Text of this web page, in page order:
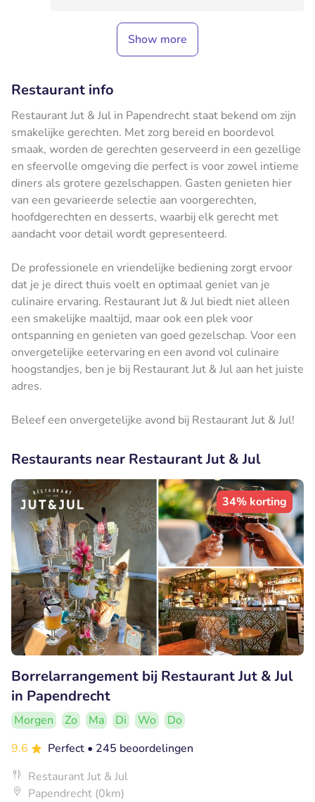
Show more
Restaurant info
Restaurant Jut & Jul in Papendrecht staat bekend om zijn
smakelijke gerechten. Met zorg bereid en boordevol
smaak, worden de gerechten geserveerd in een gezellige
en sfeervolle omgeving die perfect is voor zowel intieme
diners als grotere gezelschappen. Gasten genieten hier
van een gevarieerde selectie aan voorgerechten,
hoofdgerechten en desserts, waarbij elk gerecht met
aandacht voor detail wordt gepresenteerd.
De professionele en vriendelijke bediening zorgt ervoor
dat je je direct thuis voelt en optimaal geniet van je
culinaire ervaring. Restaurant Jut & Jul biedt niet alleen
een smakelijke maaltijd, maar ook een plek voor
ontspanning en genieten van goed gezelschap. Voor een
onvergetelijke eetervaring en een avond vol culinaire
hoogstandjes, ben je bij Restaurant Jut & Jul aan het juiste
adres.
Beleef een onvergetelijke avond bij Restaurant Jut & Jul!
Restaurants near Restaurant Jut & Jul
34% korting
Borrelarrangement bij Restaurant Jut & Jul
in Papendrecht
Morgen Zo Ma Di Wo
Do
9.6
Perfect • 245 beoordelingen
Restaurant Jut & Jul
Papendrecht (0km)